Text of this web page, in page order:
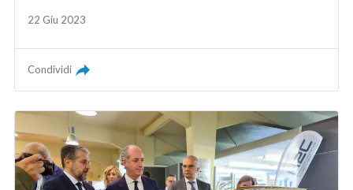
22 Giu 2023
Condividi